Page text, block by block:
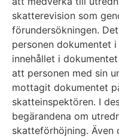
skatterevision som
förundersökningen.
personen dokumentet
innehållet i
att personen med sin
mottagit dokumentet
skatteinspektören. I
begärandena om
skatteförhöjning.